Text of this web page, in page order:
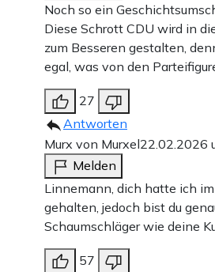
Noch so ein
Diese Schrott CDU wird in
zum Besseren gestalten,
egal, was von den
27
Antworten
Murx von Murxel22.02.2026
Melden
Linnemann, dich hatte ich
gehalten, jedoch bist du
Schaumschläger wie deine
57